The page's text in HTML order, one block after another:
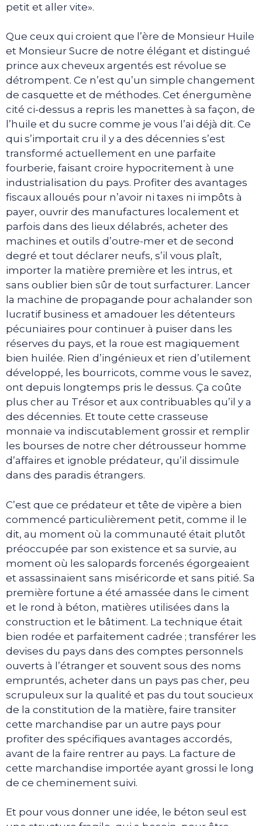
petit et aller vite».
Que ceux qui croient que l’ère de Monsieur Huile
et Monsieur Sucre de notre élégant et distingué
prince aux cheveux argentés est révolue se
détrompent. Ce n’est qu’un simple changement
de casquette et de méthodes. Cet énergumène
cité ci-dessus a repris les manettes à sa façon, de
l’huile et du sucre comme je vous l’ai déjà dit. Ce
qui s’importait cru il y a des décennies s’est
transformé actuellement en une parfaite
fourberie, faisant croire hypocritement à une
industrialisation du pays. Profiter des avantages
fiscaux alloués pour n’avoir ni taxes ni impôts à
payer, ouvrir des manufactures localement et
parfois dans des lieux délabrés, acheter des
machines et outils d’outre-mer et de second
degré et tout déclarer neufs, s’il vous plaît,
importer la matière première et les intrus, et
sans oublier bien sûr de tout surfacturer. Lancer
la machine de propagande pour achalander son
lucratif business et amadouer les détenteurs
pécuniaires pour continuer à puiser dans les
réserves du pays, et la roue est magiquement
bien huilée. Rien d’ingénieux et rien d’utilement
développé, les bourricots, comme vous le savez,
ont depuis longtemps pris le dessus. Ça coûte
plus cher au Trésor et aux contribuables qu’il y a
des décennies. Et toute cette crasseuse
monnaie va indiscutablement grossir et remplir
les bourses de notre cher détrousseur homme
d’affaires et ignoble prédateur, qu’il dissimule
dans des paradis étrangers.
C’est que ce prédateur et tête de vipère a bien
commencé particulièrement petit, comme il le
dit, au moment où la communauté était plutôt
préoccupée par son existence et sa survie, au
moment où les salopards forcenés égorgeaient
et assassinaient sans miséricorde et sans pitié. Sa
première fortune a été amassée dans le ciment
et le rond à béton, matières utilisées dans la
construction et le bâtiment. La technique était
bien rodée et parfaitement cadrée ; transférer les
devises du pays dans des comptes personnels
ouverts à l’étranger et souvent sous des noms
empruntés, acheter dans un pays pas cher, peu
scrupuleux sur la qualité et pas du tout soucieux
de la constitution de la matière, faire transiter
cette marchandise par un autre pays pour
profiter des spécifiques avantages accordés,
avant de la faire rentrer au pays. La facture de
cette marchandise importée ayant grossi le long
de ce cheminement suivi.
Et pour vous donner une idée, le béton seul est